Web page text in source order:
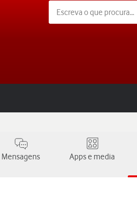
Mensagens Apps e media